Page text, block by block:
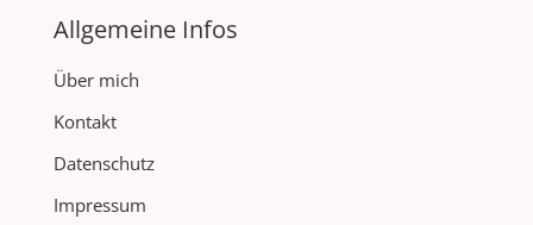
Allgemeine Infos
Über mich
Kontakt
Datenschutz
Impressum